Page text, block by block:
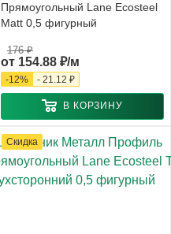
Прямоугольный Lane Ecosteel
Matt 0,5 фигурный
от 154.88 ₽/м
176 ₽
-12% - 21.12 ₽
В КОРЗИНУ
Скидка